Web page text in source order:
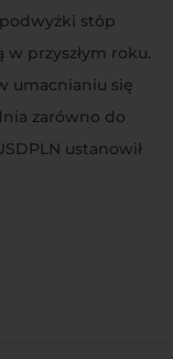
stóp
przyszłym roku.
umacnianiu się
zarówno do
ustanowił